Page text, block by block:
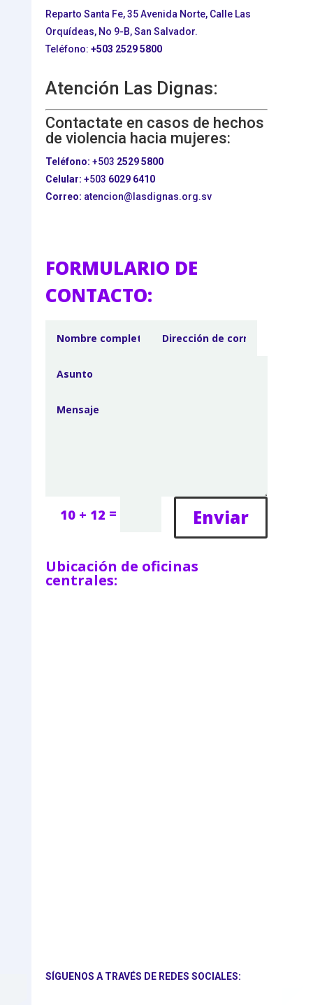
Reparto Santa Fe, 35 Avenida Norte, Calle Las
Orquídeas, No 9-B, San Salvador.
Teléfono: +503 2529 5800
Atención Las Dignas:
Contactate en casos de hechos
de violencia hacia mujeres:
Teléfono: +503 2529 5800
Celular: +503 6029 6410
Correo: atencion@lasdignas.org.sv
FORMULARIO DE
CONTACTO:
10 + 12 = Enviar
Ubicación de oficinas
centrales:
SÍGUENOS A TRAVÉS DE REDES SOCIALES: